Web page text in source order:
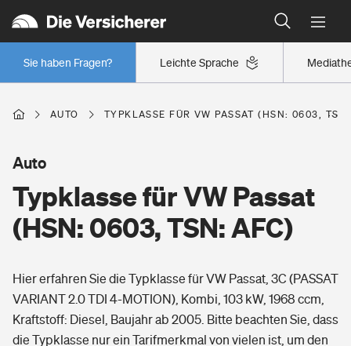
Leichte Sprache
Sie haben Fragen?
Wer versichert was: Jetzt Versicherer finden
Regionalklassen: So ist Ihre Region eingestuft
Wer versichert was: Jetzt Versicherer finden
Berufsunfähigkeitsversicherung
Erwerbsunfähigkeitsversicherung
Grundfähigkeitsversicherung
Arbeitsrechtsschutz
Wohnen
Freizeit
Pri­vate Haft­pflicht­
AUTO TYPKLASSE FÜR VW PASSAT (HSN: 0603,
Typklasse für VW Passat
(HSN: 0603, TSN: AFC)
Auto
Hier erfahren Sie die Typklasse für VW Passat, 3C (PASSAT
VARIANT 2.0 TDI 4-MOTION), Kombi, 103 kW, 1968 ccm,
Kraftstoff: Diesel, Baujahr ab 2005. Bitte beachten Sie, dass
die Typklasse nur ein Tarifmerkmal von vielen ist, um den